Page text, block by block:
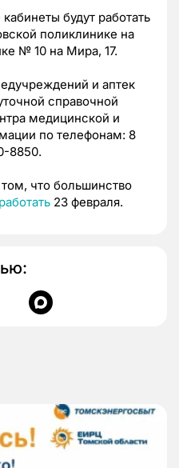
будут работать
поликлинике на
№ 10 на Мира, 17.
и аптек
справочной
медицинской и
по телефонам: 8
8850.
что большинство
23 февраля.